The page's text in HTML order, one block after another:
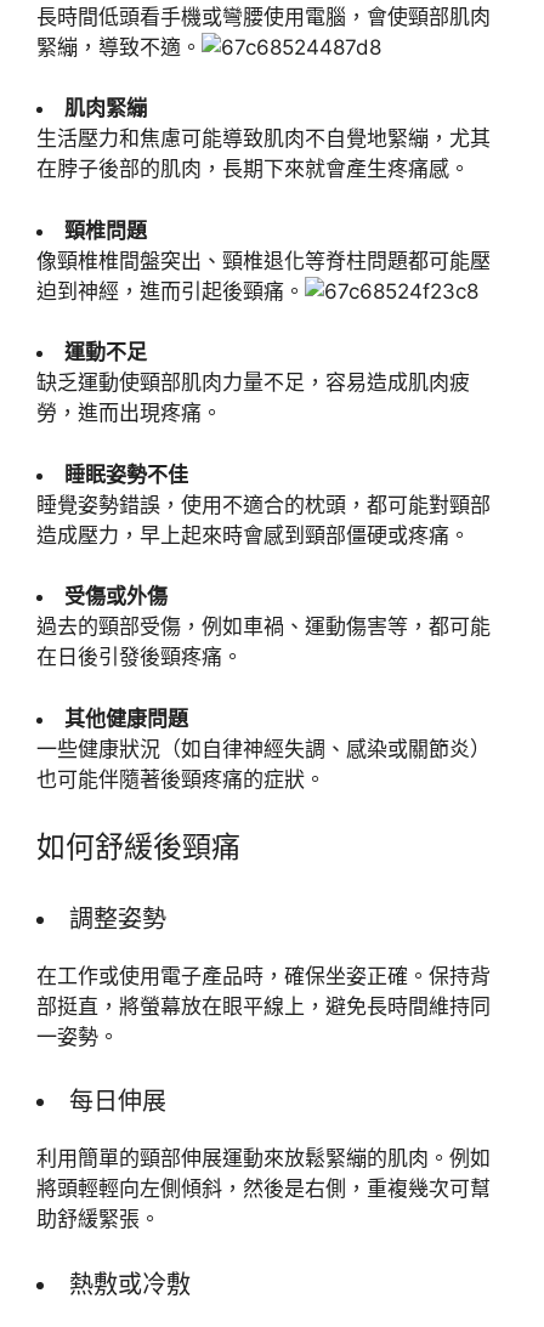
長時間低頭看手機或彎腰使用電腦，會使頸部肌肉
緊繃，導致不適。
肌肉緊繃
生活壓力和焦慮可能導致肌肉不自覺地緊繃，尤其
在脖子後部的肌肉，長期下來就會產生疼痛感。
頸椎問題
像頸椎椎間盤突出、頸椎退化等脊柱問題都可能壓
迫到神經，進而引起後頸痛。
運動不足
缺乏運動使頸部肌肉力量不足，容易造成肌肉疲
勞，進而出現疼痛。
睡眠姿勢不佳
睡覺姿勢錯誤，使用不適合的枕頭，都可能對頸部
造成壓力，早上起來時會感到頸部僵硬或疼痛。
受傷或外傷
過去的頸部受傷，例如車禍、運動傷害等，都可能
在日後引發後頸疼痛。
其他健康問題
一些健康狀況（如自律神經失調、感染或關節炎）
也可能伴隨著後頸疼痛的症狀。
如何舒緩後頸痛
調整姿勢
在工作或使用電子產品時，確保坐姿正確。保持背
部挺直，將螢幕放在眼平線上，避免長時間維持同
一姿勢。
每日伸展
利用簡單的頸部伸展運動來放鬆緊繃的肌肉。例如
將頭輕輕向左側傾斜，然後是右側，重複幾次可幫
助舒緩緊張。
熱敷或冷敷